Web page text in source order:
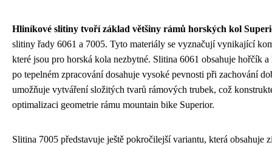
Hliníkové slitiny tvoří základ většiny rámů horských kol
slitiny řady 6061 a 7005. Tyto materiály se vyznačují vynikající
které jsou pro horská kola nezbytné. Slitina 6061 obsahuje hořčík
po tepelném zpracování dosahuje vysoké pevnosti při zachování
umožňuje vytváření složitých tvarů rámových trubek, což
optimalizaci geometrie rámu mountain bike Superior.
Slitina 7005 představuje ještě pokročilejší variantu, která